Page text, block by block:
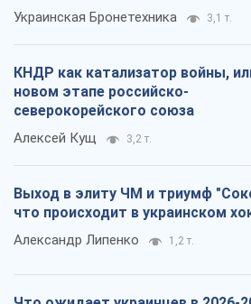
Украинская Бронетехника 3,1 т.
КНДР как катализатор войны,
новом этапе российско-
северокорейского союза
Алексей Кущ 3,2 т.
Выход в элиту ЧМ и триумф
что происходит в украинском
Александр Липенко 1,2 т.